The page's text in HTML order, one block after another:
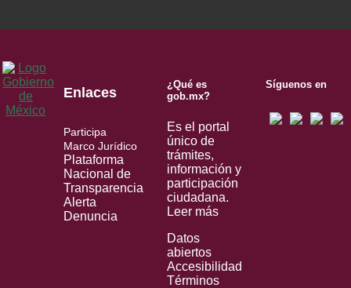
Enlaces
Participa
Marco Jurídico
Plataforma
Nacional de
Transparencia
Alerta
Denuncia
¿Qué es
gob.mx?
Es el portal
único de
trámites,
información y
participación
ciudadana.
Leer más
Datos
abiertos
Accesibilidad
Términos
Síguenos en